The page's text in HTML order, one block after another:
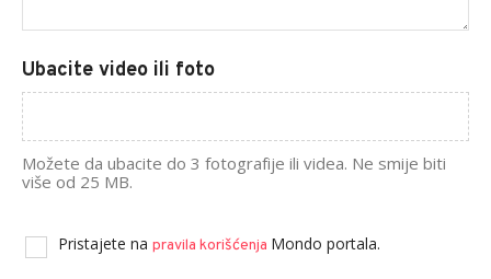
Ubacite video ili foto
Možete da ubacite do 3 fotografije ili videa. Ne smije biti
više od 25 MB.
Pristajete na pravila korišćenja Mondo portala.